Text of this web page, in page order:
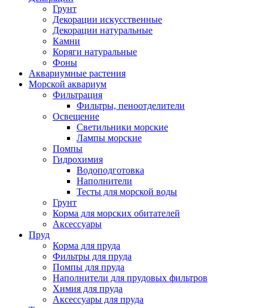
Грунт
Декорации искусственные
Декорации натуральные
Камни
Коряги натуральные
Фоны
Аквариумные растения
Морской аквариум
Фильтрация
Фильтры, пеноотделители
Освещение
Светильники морские
Лампы морские
Помпы
Гидрохимия
Водоподготовка
Наполнители
Тесты для морской воды
Грунт
Корма для морских обитателей
Аксессуары
Пруд
Корма для пруда
Фильтры для пруда
Помпы для пруда
Наполнители для прудовых фильтров
Химия для пруда
Аксессуары для пруда